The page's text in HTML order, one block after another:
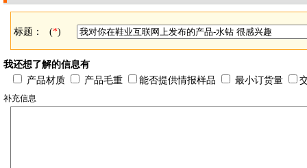
标题： (*)
我还想了解的信息有
产品材质
产品毛重 能否提供情报样品 最小订货量
补充信息